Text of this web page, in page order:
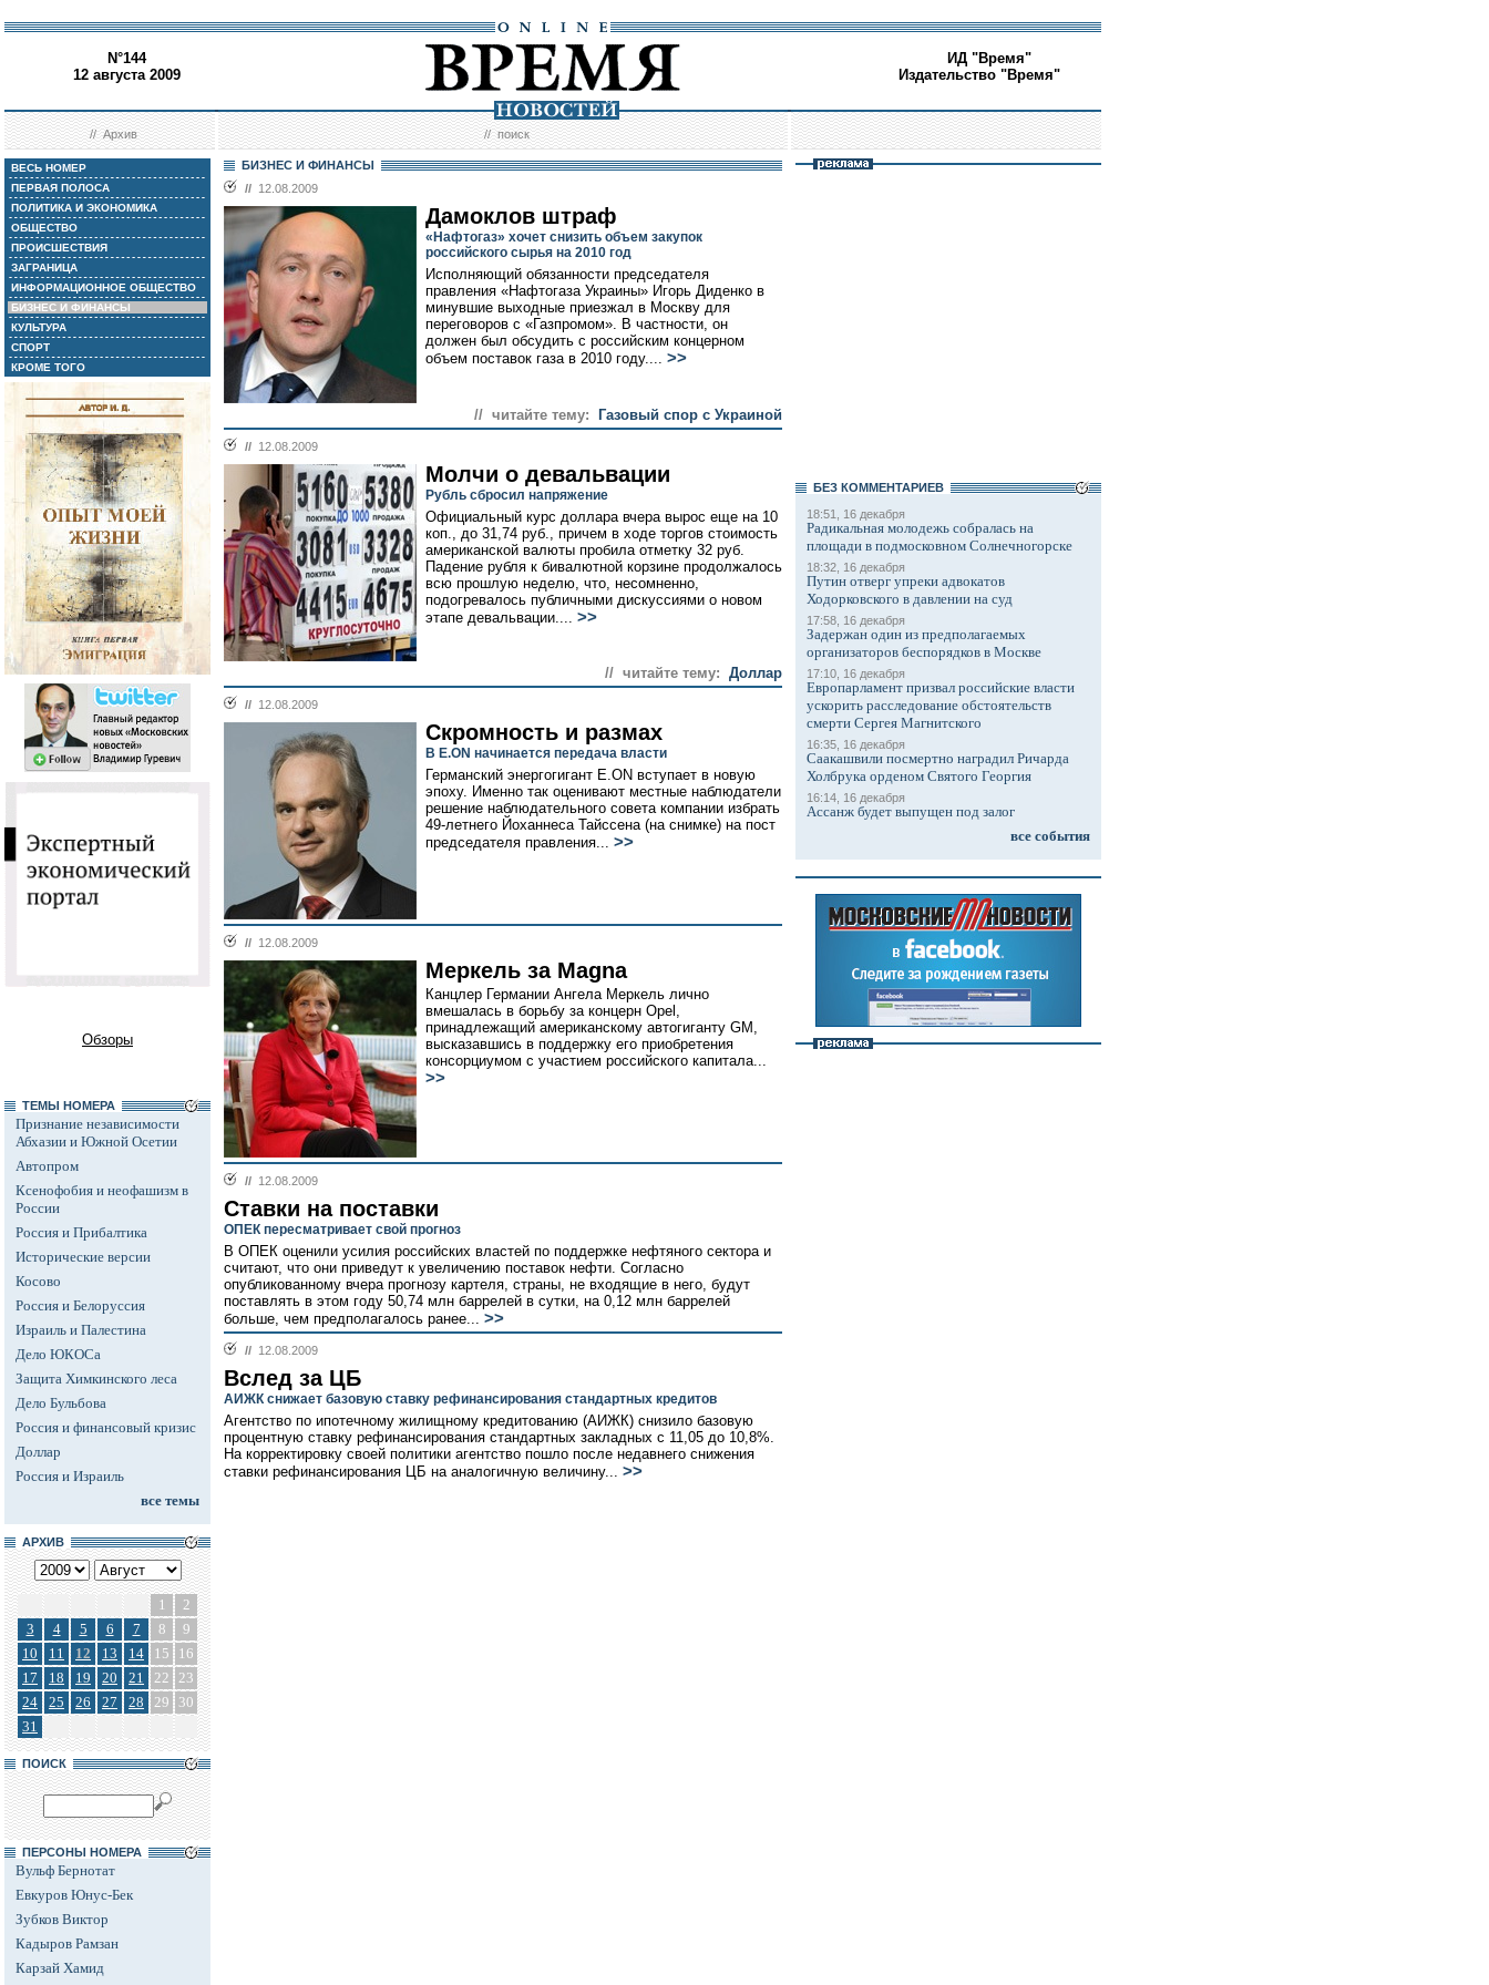
N°144
12 августа 2009
ИД "Время"
Издательство "Время"
//Архив //поиск
ВЕСЬ НОМЕР
ПЕРВАЯ ПОЛОСА
ПОЛИТИКА И ЭКОНОМИКА
ОБЩЕСТВО
ПРОИСШЕСТВИЯ
ЗАГРАНИЦА
ИНФОРМАЦИОННОЕ ОБЩЕСТВО
БИЗНЕС И ФИНАНСЫ
КУЛЬТУРА
СПОРТ
КРОМЕ ТОГО
Обзоры
ТЕМЫ НОМЕРА
Признание независимости
Абхазии и Южной Осетии
Автопром
Ксенофобия и неофашизм в
России
Россия и Прибалтика
Исторические версии
Косово
Россия и Белоруссия
Израиль и Палестина
Дело ЮКОСа
Защита Химкинского леса
Дело Бульбова
Россия и финансовый кризис
Доллар
Россия и Израиль
все темы
АРХИВ
1
2
3
4 5 6 7 8
9
10
11 12 13 14 15
16
17
18 19 20 21 22 23
24
25 26 27 28 29
30
31
ПОИСК
ПЕРСОНЫ НОМЕРА
Вульф Бернотат
Евкуров Юнус-Бек
Зубков Виктор
Кадыров Рамзан
Карзай Хамид
БИЗНЕС И ФИНАНСЫ
// 12.08.2009
Дамоклов штраф
«Нафтогаз» хочет снизить объем закупок
российского сырья на 2010 год
Исполняющий обязанности председателя
правления «Нафтогаза Украины» Игорь Диденко в
минувшие выходные приезжал в Москву для
переговоров с «Газпромом». В частности, он
должен был обсудить с российским концерном
объем поставок газа в 2010 году.... >>
// читайте тему: Газовый спор с Украиной
// 12.08.2009
Молчи о девальвации
Рубль сбросил напряжение
Официальный курс доллара вчера вырос еще на 10
коп., до 31,74 руб., причем в ходе торгов стоимость
американской валюты пробила отметку 32 руб.
Падение рубля к бивалютной корзине продолжалось
всю прошлую неделю, что, несомненно,
подогревалось публичными дискуссиями о новом
этапе девальвации.... >>
// читайте тему: Доллар
// 12.08.2009
Cкромность и размах
В E.ON начинается передача власти
Германский энергогигант E.ON вступает в новую
эпоху. Именно так оценивают местные наблюдатели
решение наблюдательного совета компании избрать
49-летнего Йоханнеса Тайссена (на снимке) на пост
председателя правления... >>
// 12.08.2009
Меркель за Magna
Канцлер Германии Ангела Меркель лично
вмешалась в борьбу за концерн Opel,
принадлежащий американскому автогиганту GM,
высказавшись в поддержку его приобретения
консорциумом с участием российского капитала...
>>
// 12.08.2009
Ставки на поставки
ОПЕК пересматривает свой прогноз
В ОПЕК оценили усилия российских властей по поддержке нефтяного сектора и
считают, что они приведут к увеличению поставок нефти. Согласно
опубликованному вчера прогнозу картеля, страны, не входящие в него, будут
поставлять в этом году 50,74 млн баррелей в сутки, на 0,12 млн баррелей
больше, чем предполагалось ранее... >>
// 12.08.2009
Вслед за ЦБ
АИЖК снижает базовую ставку рефинансирования стандартных кредитов
Агентство по ипотечному жилищному кредитованию (АИЖК) снизило базовую
процентную ставку рефинансирования стандартных закладных с 11,05 до 10,8%.
На корректировку своей политики агентство пошло после недавнего снижения
ставки рефинансирования ЦБ на аналогичную величину... >>
БЕЗ КОМMЕНТАРИЕВ
18:51, 16 декабря
Радикальная молодежь собралась на
площади в подмосковном Солнечногорске
18:32, 16 декабря
Путин отверг упреки адвокатов
Ходорковского в давлении на суд
17:58, 16 декабря
Задержан один из предполагаемых
организаторов беспорядков в Москве
17:10, 16 декабря
Европарламент призвал российские власти
ускорить расследование обстоятельств
смерти Сергея Магнитского
16:35, 16 декабря
Саакашвили посмертно наградил Ричарда
Холбрука орденом Святого Георгия
16:14, 16 декабря
Ассанж будет выпущен под залог
все события